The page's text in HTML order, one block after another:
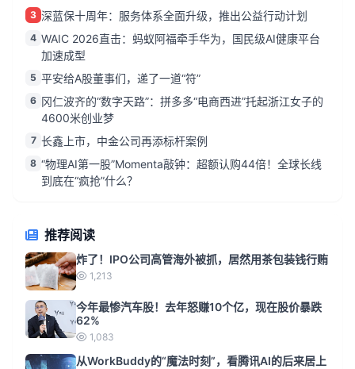
3 深蓝保十周年：服务体系全面升级，推出公益行动计划
4 WAIC 2026直击：蚂蚁阿福牵手华为，国民级AI健康平台
加速成型
5 平安给A股董事们，递了一道“符”
6 冈仁波齐的“数字天路”：拼多多“电商西进”托起浙江女子的
4600米创业梦
7 长鑫上市，中金公司再添标杆案例
8 “物理AI第一股”Momenta敲钟：超额认购44倍！全球长线
到底在“疯抢”什么？
推荐阅读
炸了！IPO公司高管海外被抓，居然用茶包装钱行贿
1,213
今年最惨汽车股！去年怒赚10个亿，现在股价暴跌
62%
1,083
从WorkBuddy的“魔法时刻”，看腾讯AI的后来居上